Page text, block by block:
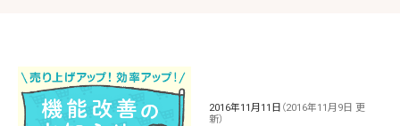
2016年11月11日 （2016年11月9日 更
新）